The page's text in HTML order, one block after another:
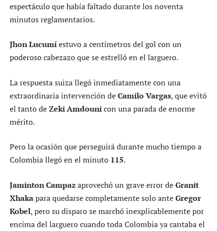
espectáculo que había faltado durante los noventa
minutos reglamentarios.
Jhon Lucumíestuvo a centímetros del gol con un
poderoso cabezazo que se estrelló en el larguero.
La respuesta suiza llegó inmediatamente con una
extraordinaria intervención deCamilo Vargas, que evitó
el tanto deZeki Amdounicon una parada de enorme
mérito.
Pero la ocasión que perseguirá durante mucho tiempo a
Colombia llegó en el minuto 115.
Jaminton Campazaprovechó un grave error deGranit
Xhakapara quedarse completamente solo anteGregor
Kobel, pero su disparo se marchó inexplicablemente por
encima del larguero cuando toda Colombia ya cantaba el